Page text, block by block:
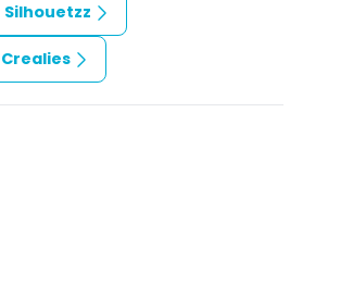
Silhouetzz
Crealies